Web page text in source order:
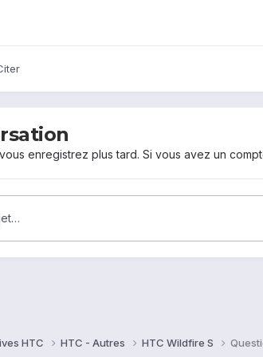
enregistrez plus tard. Si vous avez un
HTC HTC - Autres HTC Wildfire S